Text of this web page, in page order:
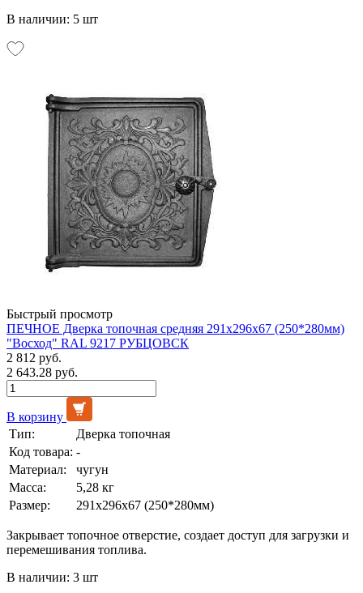
В наличии: 5 шт
Быстрый просмотр
ПЕЧНОЕ Дверка топочная средняя 291х296х67 (250*280мм)
"Восход" RAL 9217 РУБЦОВСК
2 812 руб.
2 643.28 руб.
В корзину
Тип:
Дверка топочная
Код товара: -
Материал:
чугун
Масса:
5,28 кг
Размер:
291х296х67 (250*280мм)
Закрывает топочное отверстие, создает доступ для загрузки и
перемешивания топлива.
В наличии: 3 шт